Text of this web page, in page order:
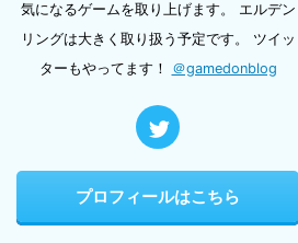
気になるゲームを取り上げます。 エルデン
リングは大きく取り扱う予定です。 ツイッ
ターもやってます！ ＠gamedonblog
プロフィールはこちら